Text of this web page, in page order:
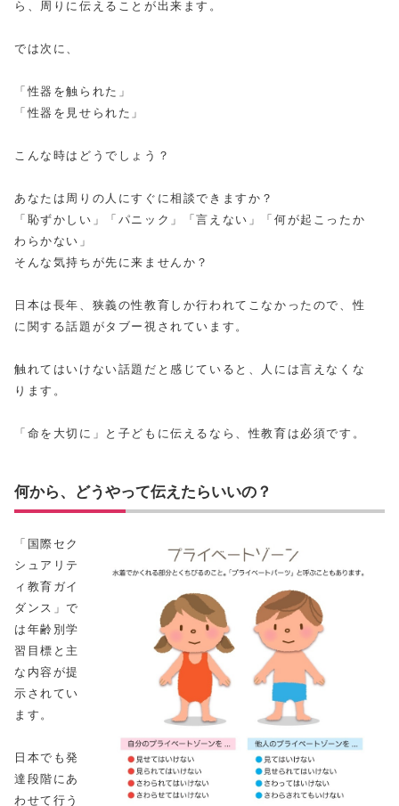
ら、周りに伝えることが出来ます。
では次に、
「性器を触られた」
「性器を見せられた」
こんな時はどうでしょう？
あなたは周りの人にすぐに相談できますか？
「恥ずかしい」「パニック」「言えない」「何が起こったか
わらかない」
そんな気持ちが先に来ませんか？
日本は長年、狭義の性教育しか行われてこなかったので、性
に関する話題がタブー視されています。
触れてはいけない話題だと感じていると、人には言えなくな
ります。
「命を大切に」と子どもに伝えるなら、性教育は必須です。
何から、どうやって伝えたらいいの？
「国際セク
シュアリテ
ィ教育ガイ
ダンス」で
は年齢別学
習目標と主
な内容が提
示されてい
ます。
日本でも発
達段階にあ
わせて行う